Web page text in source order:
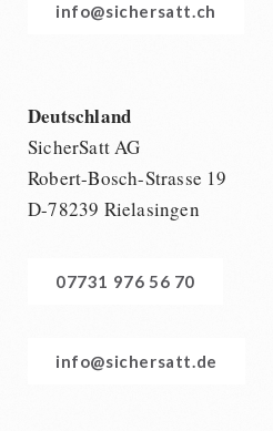
info@sichersatt.ch
Deutschland
SicherSatt AG
Robert-Bosch-Strasse 19
D-78239 Rielasingen
07731 976 56 70
info@sichersatt.de